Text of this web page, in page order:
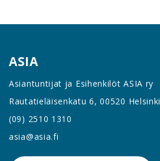
ASIA
Asiantuntijat ja Esihenkilöt ASIA ry
Rautatieläisenkatu 6, 00520 Helsinki
(09) 2510 1310
asia@asia.fi